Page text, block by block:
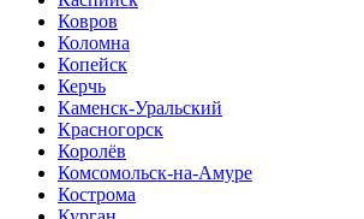
Ковров
Коломна
Копейск
Керчь
Каменск-Уральский
Красногорск
Королёв
Комсомольск-на-Амуре
Кострома